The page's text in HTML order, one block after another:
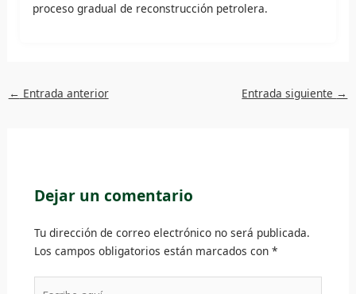
proceso gradual de reconstrucción petrolera.
← Entrada anterior Entrada siguiente →
Dejar un comentario
Tu dirección de correo electrónico no será publicada.
Los campos obligatorios están marcados con *